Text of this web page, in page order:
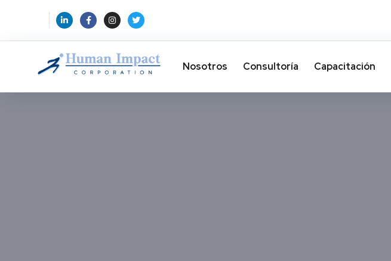
Nosotros Consultoría Capacitación